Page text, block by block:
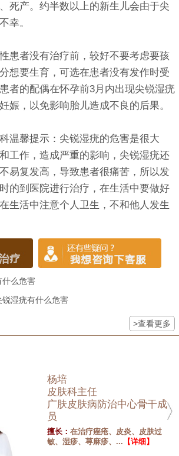
死产。约半数以上的新生儿会由于尖
幸。
者没有治疗前，较好不要考虑要孩
想要生育，可选在患者没有发作时受
者的配偶在怀孕前3月内出现尖锐湿疣
娠，以免影响胎儿造成不良的后果。
馨提示：尖锐湿疣的危害是很大
工作，造成严重的影响，尖锐湿疣还
易复发高，导致患者很痛苦，所以发
的到医院进行治疗，在生活中要做好
生活中注意个人卫生，不和他人发生
什么危害
锐湿疣有什么危害
>查看更多
杨培
皮肤科主任
广肤皮肤病防治中心骨干成
员
擅长：在治疗痤疮、皮炎、皮肤过
敏、湿疹、荨麻疹、... 【详细】